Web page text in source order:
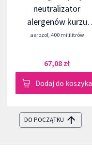
neutralizator
alergenów kurzu
domowego
aerozol, 400 mililitrów
67,08 zł
Dodaj do koszyka
DO POCZĄTKU